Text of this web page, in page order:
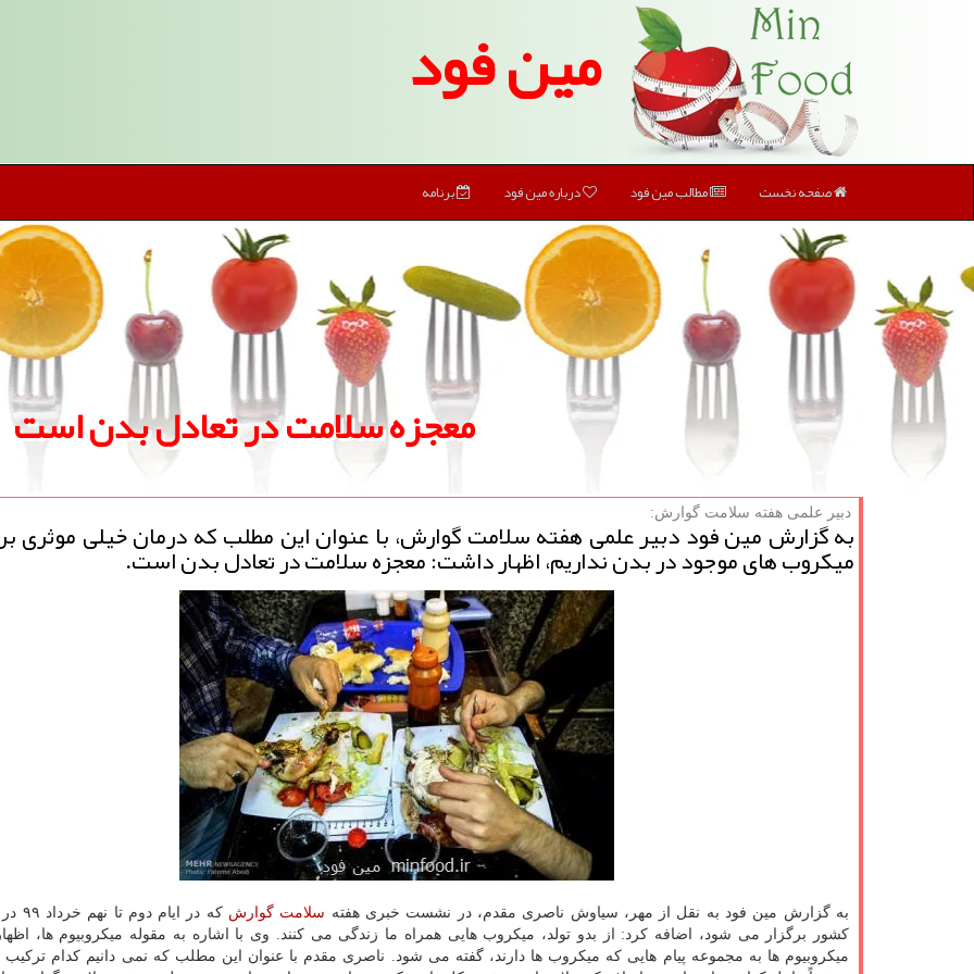
مین فود
صفحه نخست مطالب مین فود درباره مین فود برنامه
معجزه سلامت در تعادل بدن است
دبیر علمی هفته سلامت گوارش:
به گزارش مین فود دبیر علمی هفته سلامت گوارش، با عنوان این مطلب كه درمان خیلی موثری
میكروب های موجود در بدن نداریم، اظهار داشت: معجزه سلامت در تعادل بدن است.
به گزارش مین فود به نقل از مهر، سیاوش ناصری مقدم، در نشست خبری هفته سلامت گوارش
که در
کشور برگزار می شود، اضافه کرد: از بدو تولد، میکروب هایی همراه ما زندگی می کنند. وی با اشاره به مقوله میکروبیوم ها،
میکروبیوم ها به مجموعه پیام هایی که میکروب ها دارند، گفته می شود. ناصری مقدم با عنوان این مطلب که نمی دانیم کدام ترکیب